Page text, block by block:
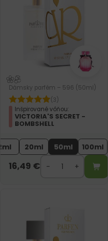
Dámsky parfém – 596 (50ml)
(3)
Inšpirované vôňou:
VICTORIA'S SECRET -
BOMBSHELL
2ml 20ml 50ml 100ml
16,49 €